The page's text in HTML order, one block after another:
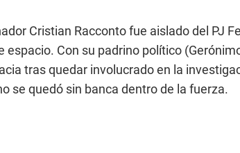
Cristian Racconto fue aislado del PJ
Con su padrino político
tras quedar involucrado en la
se quedó sin banca dentro de la fuerza.